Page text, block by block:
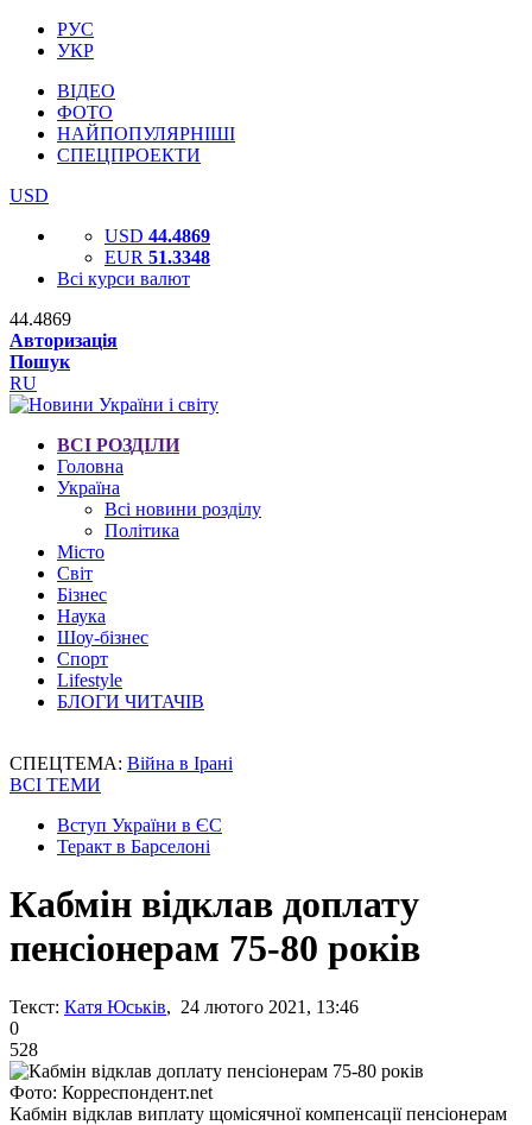
РУС
УКР
ВІДЕО
ФОТО
НАЙПОПУЛЯРНІШІ
СПЕЦПРОЕКТИ
USD
USD 44.4869
EUR 51.3348
Всі курси валют
44.4869
Авторизація
Пошук
RU
ВСІ РОЗДІЛИ
Головна
Україна
Всі новини розділу
Політика
Місто
Світ
Бізнес
Наука
Шоу-бізнес
Спорт
Lifestyle
БЛОГИ ЧИТАЧІВ
СПЕЦТЕМА: Війна в Ірані
ВСІ ТЕМИ
Вступ України в ЄС
Теракт в Барселоні
Кабмін відклав доплату
пенсіонерам 75-80 років
Текст: Катя Юськів, 24 лютого 2021, 13:46
0
528
Фото: Корреспондент.net
Кабмін відклав виплату щомісячної компенсації пенсіонерам